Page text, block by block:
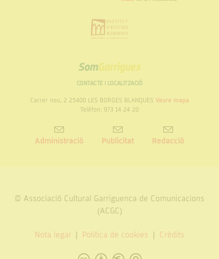
Institut
d'Estudis
Som
Garrigues
CONTACTE I LOCALITZACIÓ
Carrer nou, 2 25400 LES BORGES BLANQUES Veure mapa
Telèfon: 973 14 24 20
Administració Publicitat Redacció
© Associació Cultural Garriguenca de Comunicacions
(ACGC)
Nota legal Politica de cookies Crèdits